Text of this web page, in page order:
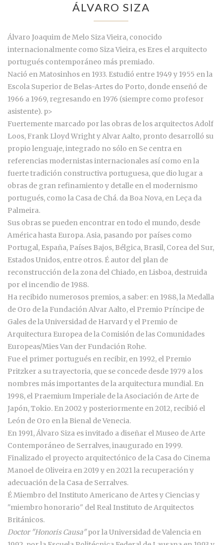
ÁLVARO SIZA
Álvaro Joaquim de Melo Siza Vieira, conocido
internacionalmente como Siza Vieira, es Eres el arquitecto
portugués contemporáneo más premiado.
Nació en Matosinhos en 1933. Estudió entre 1949 y 1955 en la
Escola Superior de Belas-Artes do Porto, donde enseñó de
1966 a 1969, regresando en 1976 (siempre como profesor
asistente). p>
Fuertemente marcado por las obras de los arquitectos Adolf
Loos, Frank Lloyd Wright y Alvar Aalto, pronto desarrolló su
propio lenguaje, integrado no sólo en Se centra en
referencias modernistas internacionales así como en la
fuerte tradición constructiva portuguesa, que dio lugar a
obras de gran refinamiento y detalle en el modernismo
portugués, como la Casa de Chá. da Boa Nova, en Leça da
Palmeira.
Sus obras se pueden encontrar en todo el mundo, desde
América hasta Europa. Asia, pasando por países como
Portugal, España, Países Bajos, Bélgica, Brasil, Corea del Sur,
Estados Unidos, entre otros. É autor del plan de
reconstrucción de la zona del Chiado, en Lisboa, destruida
por el incendio de 1988.
Ha recibido numerosos premios, a saber: en 1988, la Medalla
de Oro de la Fundación Alvar Aalto, el Premio Príncipe de
Gales de la Universidad de Harvard y el Premio de
Arquitectura Europea de la Comisión de las Comunidades
Europeas/Mies Van der Fundación Rohe.
Fue el primer portugués en recibir, en 1992, el Premio
Pritzker a su trayectoria, que se concede desde 1979 a los
nombres más importantes de la arquitectura mundial. En
1998, el Praemium Imperiale de la Asociación de Arte de
Japón, Tokio. En 2002 y posteriormente en 2012, recibió el
León de Oro en la Bienal de Venecia.
En 1991, Álvaro Siza es invitado a diseñar el Museo de Arte
Contemporáneo de Serralves, inaugurado en 1999.
Finalizado el proyecto arquitectónico de la Casa do Cinema
Manoel de Oliveira en 2019 y en 2021 la recuperación y
adecuación de la Casa de Serralves.
É Miembro del Instituto Americano de Artes y Ciencias y
"miembro honorario" del Real Instituto de Arquitectos
Británicos.
Doctor "Honoris Causa"por la Universidad de Valencia en